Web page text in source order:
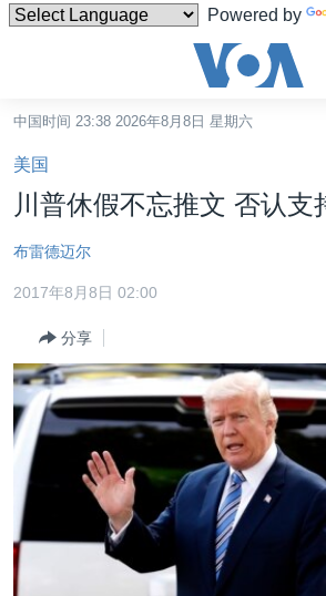
Powered by
碍
链
接
跳
转
内
转
到
导
到
检
中国
台湾
港澳
国际
最新国际新闻
印太
非洲
分类新闻
经济·金融·贸易
人权·法律·宗教
科教·文娱·体健
军事
美中关系
热点专题
白宫要闻
国会报道
VOA视频
VOA今日焦点
中文广播
中国时间 23:38 2026年8月8日 星期六
美国
川普休假不忘推文 否认支
布雷德迈尔
2017年8月8日 02:00
分享